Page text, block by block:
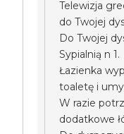
Telewizja
do Twojej
Do Twojej
Sypialnią n 1.
Łazienka
toaletę i
W razie
dodatkowe